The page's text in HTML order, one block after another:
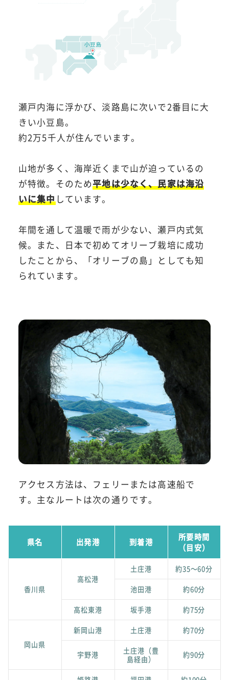
瀬戸内海に浮かび、淡路島に次いで2番目に大
きい小豆島。
約2万5千人が住んでいます。
山地が多く、海岸近くまで山が迫っているの
が特徴。そのため平地は少なく、民家は海沿
いに集中しています。
年間を通して温暖で雨が少ない、瀬戸内式気
候。また、日本で初めてオリーブ栽培に成功
したことから、「オリーブの島」としても知
られています。
アクセス方法は、フェリーまたは高速船で
す。主なルートは次の通りです。
県名 出発港 到着港
所要時間
（目安）
香川県
高松港
土庄港 約35～60分
池田港 約60分
高松東港 坂手港 約75分
岡山県
新岡山港 土庄港 約70分
宇野港
土庄港（豊
島経由）
約90分